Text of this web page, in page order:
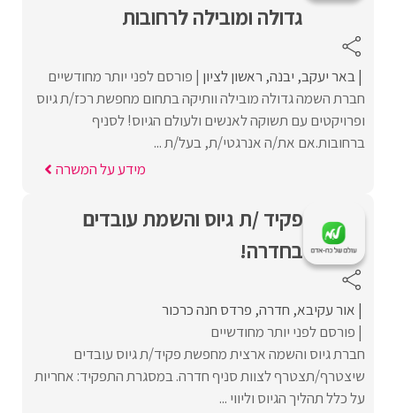
גדולה ומובילה לרחובות
באר יעקב יבנה ראשון לציון פורסם לפני יותר מחודשיים
חברת השמה גדולה מובילה וותיקה בתחום מחפשת רכז/ת גיוס
ופרויקטים עם תשוקה לאנשים ולעולם הגיוס! לסניף
ברחובות.אם את/ה אנרגטי/ת, בעל/ת ...
מידע על המשרה
פקיד /ת גיוס והשמת עובדים
בחדרה!
אור עקיבא חדרה פרדס חנה כרכור
פורסם לפני יותר מחודשיים
חברת גיוס והשמה ארצית מחפשת פקיד/ת גיוס עובדים
שיצטרף/תצטרף לצוות סניף חדרה. במסגרת התפקיד: אחריות
על כלל תהליך הגיוס וליווי ...